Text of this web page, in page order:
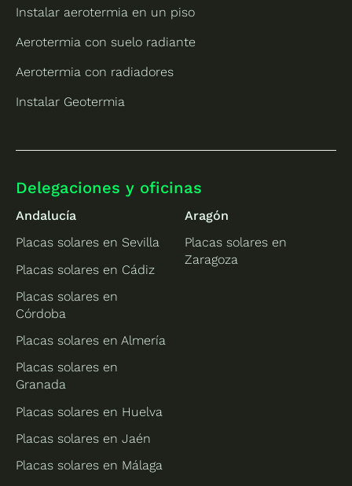
Instalar aerotermia en un piso
Aerotermia con suelo radiante
Aerotermia con radiadores
Instalar Geotermia
Delegaciones y oficinas
Andalucía
Placas solares en Sevilla
Placas solares en Cádiz
Placas solares en
Córdoba
Placas solares en Almería
Placas solares en
Granada
Placas solares en Huelva
Placas solares en Jaén
Placas solares en Málaga
Aragón
Placas solares en
Zaragoza